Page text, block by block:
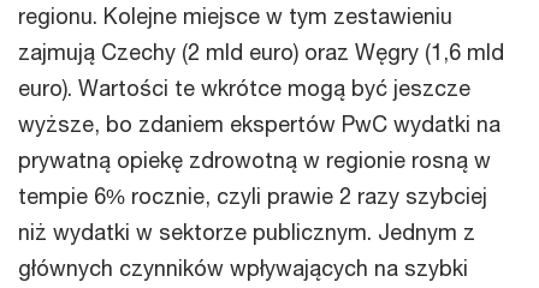
regionu. Kolejne miejsce w tym zestawieniu
zajmują Czechy (2 mld euro) oraz Węgry (1,6 mld
euro). Wartości te wkrótce mogą być jeszcze
wyższe, bo zdaniem ekspertów PwC wydatki na
prywatną opiekę zdrowotną w regionie rosną w
tempie 6% rocznie, czyli prawie 2 razy szybciej
niż wydatki w sektorze publicznym. Jednym z
głównych czynników wpływających na szybki